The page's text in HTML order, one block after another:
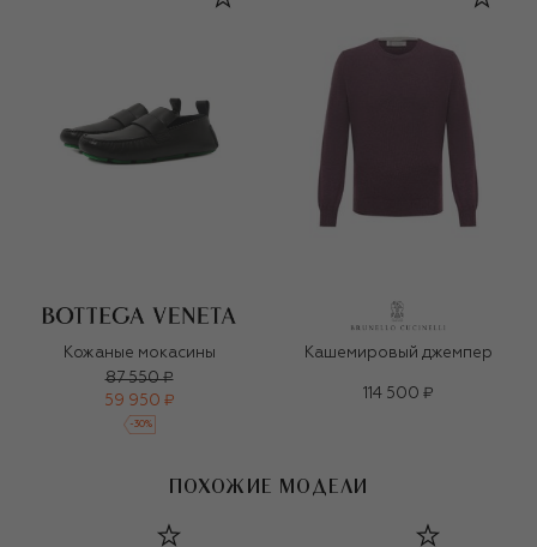
Кожаные мокасины
87 550 ₽
59 950 ₽
-30%
Кашемировый джемпер
114 500 ₽
ПОХОЖИЕ МОДЕЛИ